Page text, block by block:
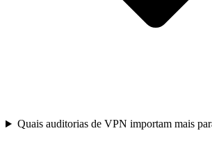
Quais auditorias de VPN importam mais